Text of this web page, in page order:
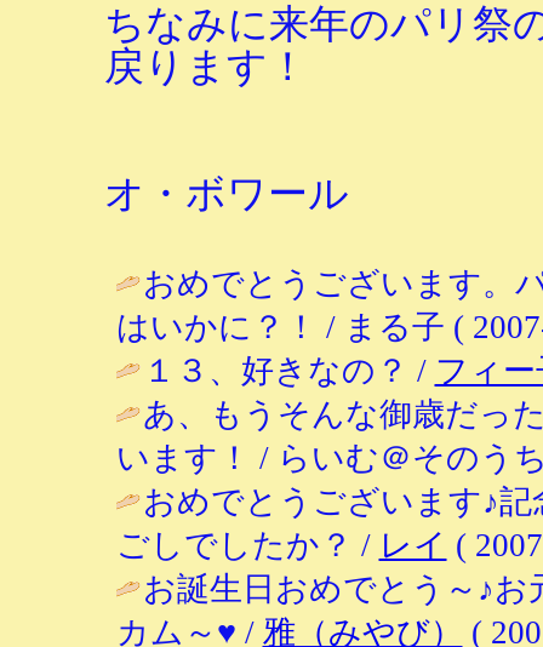
ちなみに来年のパリ祭
戻ります！
オ・ボワール
おめでとうございます。
はいかに？！ / まる子 (
１３、好きなの？ / フィー
あ、もうそんな御歳だっ
います！ / らいむ＠そのう
おめでとうございます♪
ごしでしたか？ / レイ (
お誕生日おめでとう～♪
カム～♥ / 雅（みやび）
(